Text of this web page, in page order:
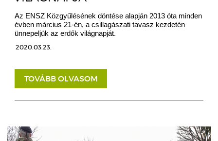
Az ENSZ Közgyűlésének döntése alapján 2013 óta minden
évben március 21-én, a csillagászati tavasz kezdetén
ünnepeljük az erdők világnapját.
2020.03.23.
TOVÁBB OLVASOM